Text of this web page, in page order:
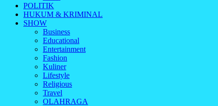
POLITIK
HUKUM & KRIMINAL
SHOW
Business
Educational
Entertainment
Fashion
Kuliner
Lifestyle
Religious
Travel
OLAHRAGA